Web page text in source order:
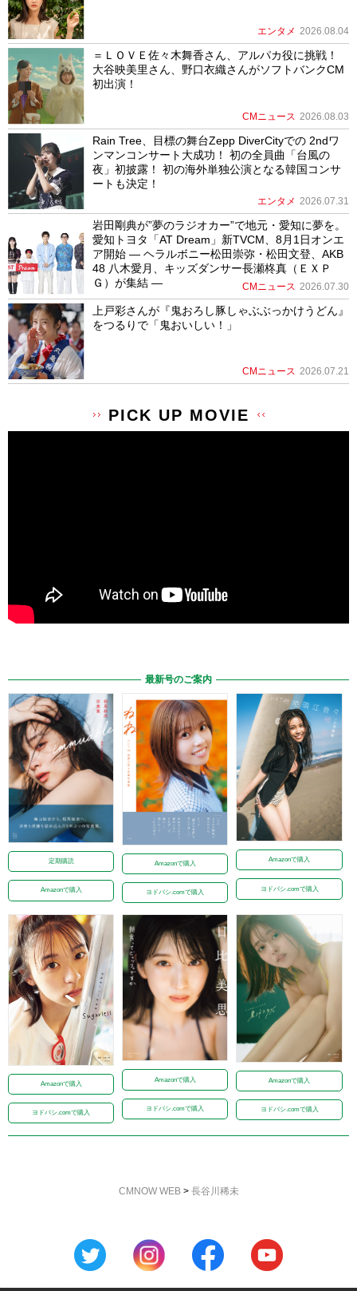
エンタメ 2026.08.04
＝ＬＯＶＥ佐々木舞香さん、アルパカ役に挑戦！
大谷映美里さん、野口衣織さんがソフトバンクCM
初出演！
CMニュース 2026.08.03
Rain Tree、目標の舞台Zepp DiverCityでの 2ndワ
ンマンコンサート大成功！ 初の全員曲「台風の
夜」初披露！ 初の海外単独公演となる韓国コンサ
ートも決定！
エンタメ 2026.07.31
岩田剛典が”夢のラジオカー”で地元・愛知に夢を。
愛知トヨタ「AT Dream」新TVCM、8月1日オンエ
ア開始 ― ヘラルボニー松田崇弥・松田文登、AKB
48 八木愛月、キッズダンサー長瀬柊真（ＥＸＰ
Ｇ）が集結 ―
CMニュース 2026.07.30
上戸彩さんが『鬼おろし豚しゃぶぶっかけうどん』
をつるりで「鬼おいしい！」
CMニュース 2026.07.21
PICK UP MOVIE
最新号のご案内
定期購読
Amazonで購入
Amazonで購入
ヨドバシ.comで購入
Amazonで購入
ヨドバシ.comで購入
Amazonで購入
ヨドバシ.comで購入
Amazonで購入
ヨドバシ.comで購入
Amazonで購入
ヨドバシ.comで購入
CMNOW WEB> 長谷川稀未